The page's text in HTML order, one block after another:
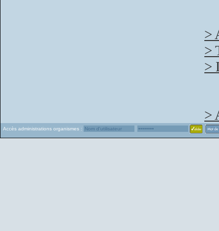
>
>
>
>
Accès administrations organismes :